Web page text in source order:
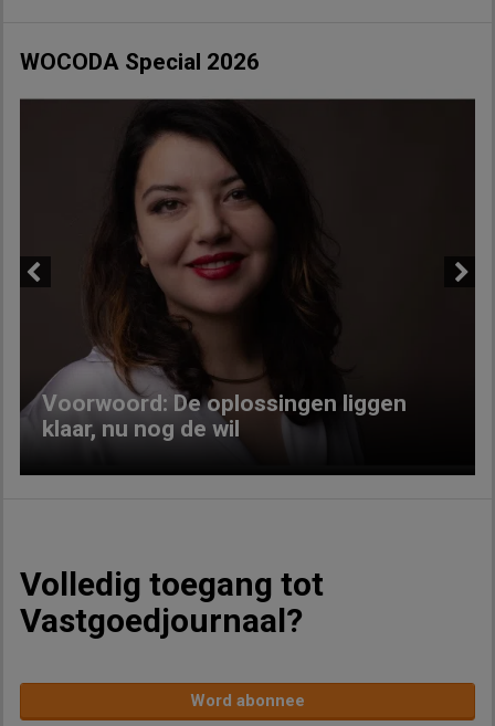
WOCODA Special 2026
Voorwoord: De oplossingen liggen
klaar, nu nog de wil
Volledig toegang tot
Vastgoedjournaal?
Word abonnee